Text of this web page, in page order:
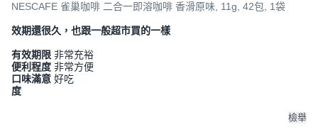
NESCAFE 雀巢咖啡 二合一即溶咖啡 香滑原味, 11g, 42包, 1袋
效期還很久，也跟一般超市買的一樣
有效期限 非常充裕
便利程度 非常方便
口味滿意
度
好吃
檢舉